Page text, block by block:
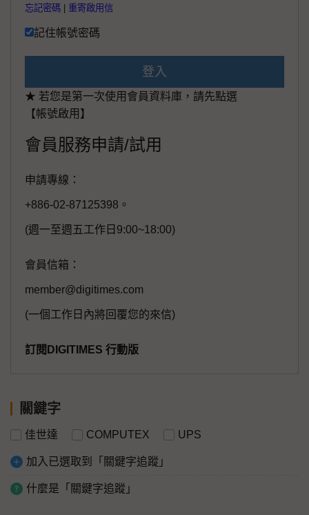
忘記密碼 重寄啟用信
記住帳號密碼
登入
★ 若您是第一次使用會員資料庫，請先點選
【帳號啟用】
會員服務申請/試用
申請專線：
+886-02-87125398。
(週一至週五工作日9:00~18:00)
會員信箱：
member@digitimes.com
(一個工作日內將回覆您的來信)
訂閱DIGITIMES 行動版
關鍵字
佳世達 COMPUTEX UPS
加入已選取到「關鍵字追蹤」
什麼是「關鍵字追蹤」